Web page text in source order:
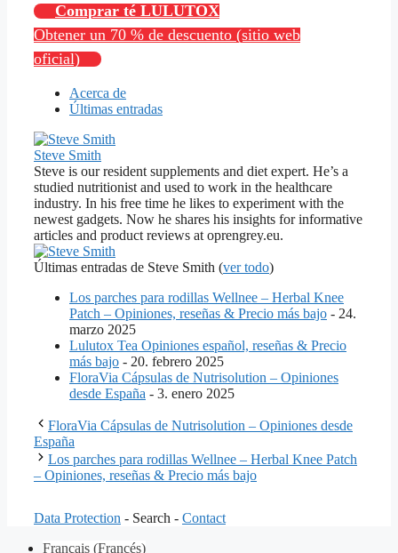
Comprar té LULUTOX
Obtener un 70 % de descuento (sitio web
oficial)
Acerca de
Últimas entradas
Steve Smith
Steve is our resident supplements and diet expert. He’s a
studied nutritionist and used to work in the healthcare
industry. In his free time he likes to experiment with the
newest gadgets. Now he shares his insights for informative
articles and product reviews at oprengrey.eu.
Últimas entradas de Steve Smith (ver todo)
Los parches para rodillas Wellnee – Herbal Knee
Patch – Opiniones, reseñas & Precio más bajo - 24.
marzo 2025
Lulutox Tea Opiniones español, reseñas & Precio
más bajo - 20. febrero 2025
FloraVia Cápsulas de Nutrisolution – Opiniones
desde España - 3. enero 2025
FloraVia Cápsulas de Nutrisolution – Opiniones desde
España
Los parches para rodillas Wellnee – Herbal Knee Patch
– Opiniones, reseñas & Precio más bajo
Data Protection - Search - Contact
Français (Francés)